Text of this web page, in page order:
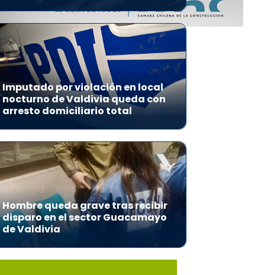
Imputado por violación en local
nocturno de Valdivia queda con
arresto domiciliario total
Hombre queda grave tras recibir
disparo en el sector Guacamayo
de Valdivia